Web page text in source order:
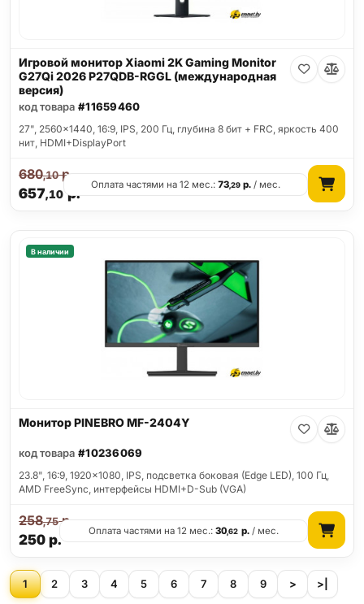
Игровой монитор Xiaomi 2K Gaming Monitor
G27Qi 2026 P27QDB-RGGL (международная
версия)
код товара #11659460
27", 2560x1440, 16:9, IPS, 200 Гц, глубина 8 бит + FRC, яркость 400
нит, HDMI+DisplayPort
657,10р.
680,10р.
Оплата частями на 12 мес.:73,29 р. / мес.
В наличии
Монитор PINEBRO MF-2404Y
код товара #10236069
23.8", 16:9, 1920x1080, IPS, подсветка боковая (Edge LED), 100 Гц,
AMD FreeSync, интерфейсы HDMI+D-Sub (VGA)
250р.
258,75р.
Оплата частями на 12 мес.:30,62 р./ мес.
1 2 3 4 5 6 7 8 9 > >|